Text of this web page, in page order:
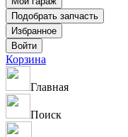
Корзина
Главная
Поиск